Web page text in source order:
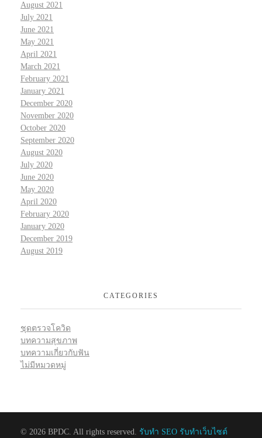
August 2021
July 2021
June 2021
May 2021
April 2021
March 2021
February 2021
January 2021
December 2020
November 2020
October 2020
September 2020
August 2020
July 2020
June 2020
May 2020
April 2020
February 2020
January 2020
December 2019
August 2019
CATEGORIES
ชุดตรวจโควิด
บทความสุขภาพ
บทความเกี่ยวกับฟัน
ไม่มีหมวดหมู่
© 2026 BPDC. All rights reserved. รับทำ SEO รับทำเว็บไซต์